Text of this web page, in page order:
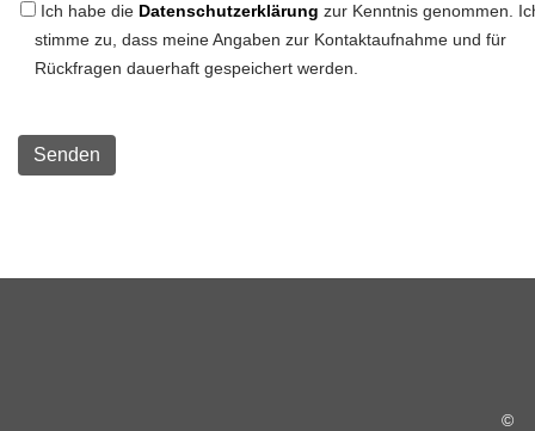
Ich habe die Datenschutzerklärung zur Kenntnis genommen.
stimme zu, dass meine Angaben zur Kontaktaufnahme und für
Rückfragen dauerhaft gespeichert werden.
©